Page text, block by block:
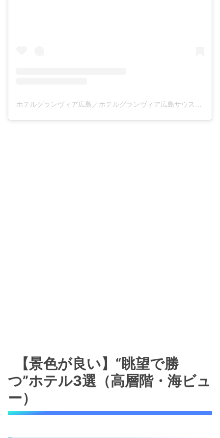
ホテルグランヴィア広島／ホテルグランヴィア広島サウスゲート【公式】(@hotelgranviahiroshima)がシェアした投稿
【景色が良い】“眺望で勝
つ”ホテル3選（高層階・海ビュ
ー）